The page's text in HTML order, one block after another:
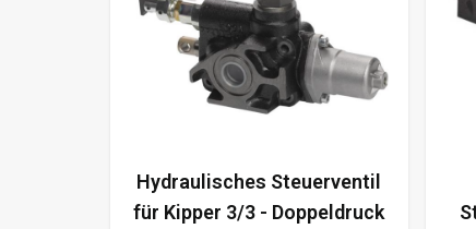
Hydraulisches Steuerventil
für Kipper 3/3 - Doppeldruck